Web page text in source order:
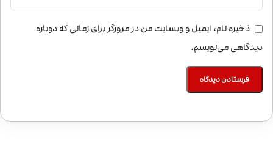
ذخیره نام، ایمیل و وبسایت من در مرورگر برای زمانی که دوباره
دیدگاهی می‌نویسم.